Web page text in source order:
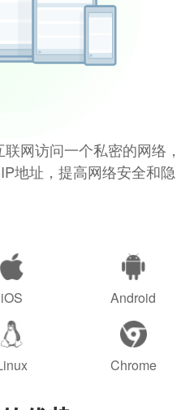
网访问一个私密的网络，
地址，提高网络安全和隐
iOS Android
Chrome